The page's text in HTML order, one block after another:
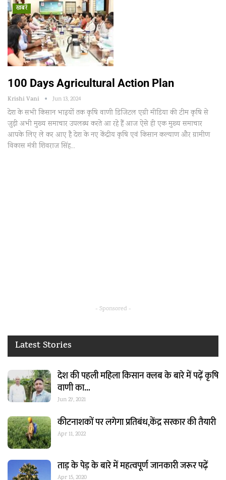
खबरें
100 Days Agricultural Action Plan
Krishi Vani Jun 13, 2024
देश के सभी किसान भाइयों तक कृषि वाणी डिजिटल एग्री मीडिया की टीम कृषि से
जुड़ी अभी मुख्य समाचार उपलब्ध करते आ रहे हैं आज ऐसे ही एक मुख्य समाचार
आपके लिए ले कर आए है देश के नए केंद्रीय कृषि एवं किसान कल्याण और ग्रामीण
विकास मंत्री शिवराज सिंह…
- Sponsored -
Latest Stories
देश की पहली महिला किसान क्लब के बारे में पढ़ें कृषि
वाणी का…
Jun 27, 2021
कीटनाशकों पर लगेगा प्रतिबंध,केंद्र सरकार की तैयारी
Apr 11, 2022
ताड़ के पेड़ के बारे में महत्वपूर्ण जानकारी जरूर पढ़ें
Apr 15, 2020